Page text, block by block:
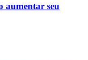
aumentar seu